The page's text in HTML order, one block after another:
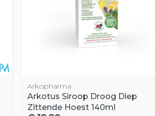
Arkopharma
Arkotus Siroop Droog Diep
Zittende Hoest 140ml